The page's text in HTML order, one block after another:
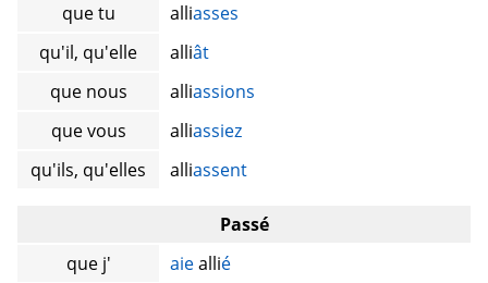
que tu
alliasses
qu'il, qu'elle
alliât
que nous
alliassions
que vous
alliassiez
qu'ils, qu'elles
alliassent
Passé
que j'
aieallié